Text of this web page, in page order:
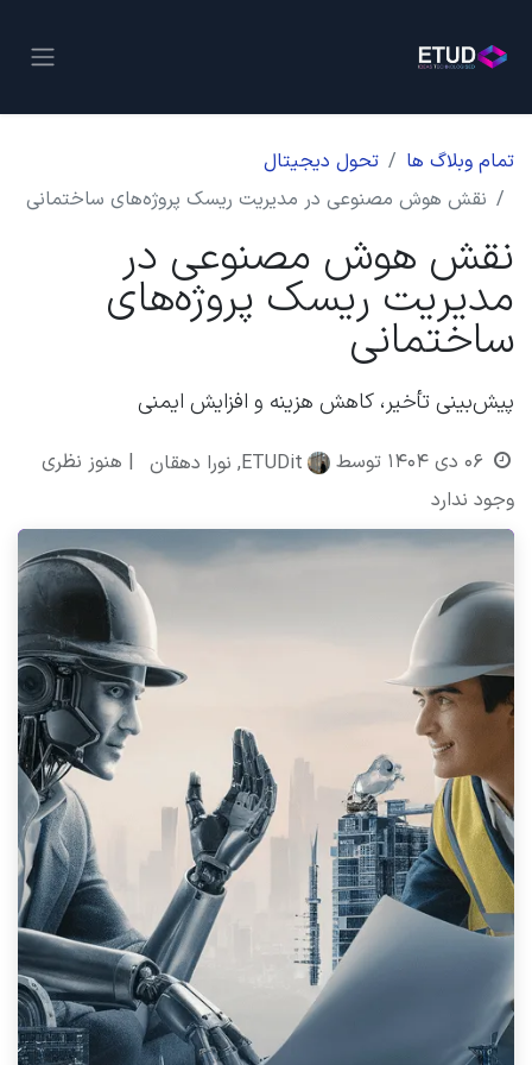
تمام وبلاگ ها
تحول دیجیتال
نقش هوش مصنوعی در مدیریت ریسک پروژه‌های ساختمانی
نقش هوش مصنوعی در
مدیریت ریسک پروژه‌های
ساختمانی
پیش‌بینی تأخیر، کاهش هزینه و افزایش ایمنی
۰۶ دی ۱۴۰۴ توسط ETUDit, نورا دهقان
| هنوز نظری
وجود ندارد